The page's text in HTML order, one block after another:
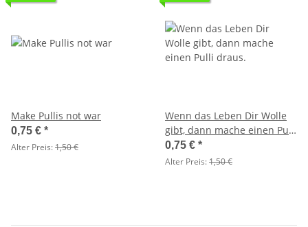
Make Pullis not war
0,75 € *
Alter Preis:1,50 €
Wenn das Leben Dir Wolle
gibt, dann mache einen Pulli
draus.
0,75 € *
Alter Preis:1,50 €